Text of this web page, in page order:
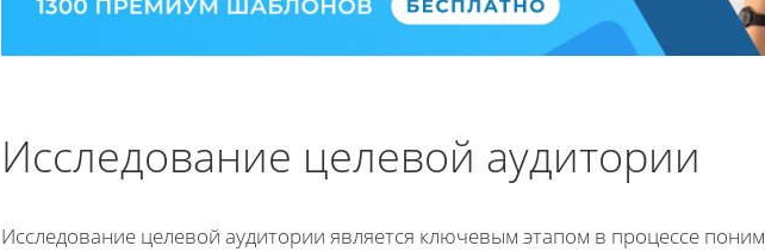
Исследование целевой аудитории
Исследование целевой аудитории является ключевым этапом в процессе